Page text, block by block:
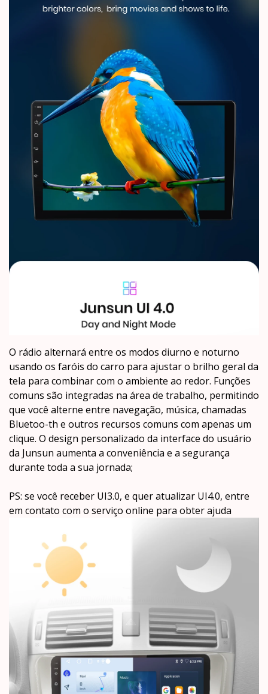
O rádio alternará entre os modos diurno e noturno
usando os faróis do carro para ajustar o brilho geral da
tela para combinar com o ambiente ao redor. Funções
comuns são integradas na área de trabalho, permitindo
que você alterne entre navegação, música, chamadas
Bluetoo-th e outros recursos comuns com apenas um
clique. O design personalizado da interface do usuário
da Junsun aumenta a conveniência e a segurança
durante toda a sua jornada;
PS: se você receber UI3.0, e quer atualizar UI4.0, entre
em contato com o serviço online para obter ajuda